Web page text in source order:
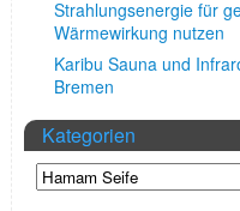
Strahlungsenergie für
Wärmewirkung nutzen
Karibu Sauna und
Bremen
Kategorien